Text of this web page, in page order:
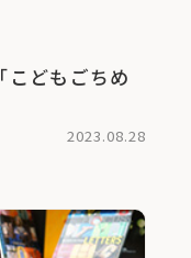
こどもごちめ
2023.08.28